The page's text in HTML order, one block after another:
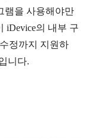
램을 사용해야만
iDevice의 내부 구
정까지 지원하
니다.